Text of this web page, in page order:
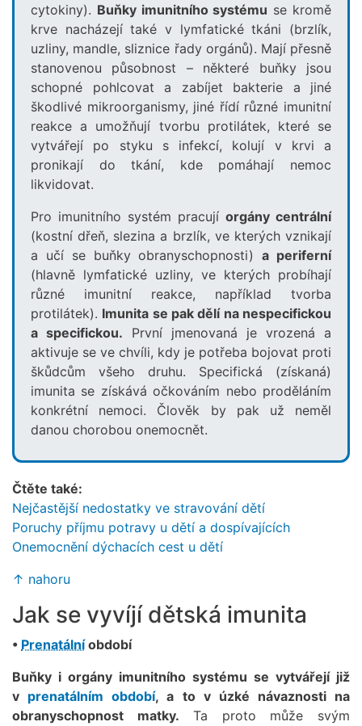
cytokiny). Buňky imunitního systému se kromě
krve nacházejí také v lymfatické tkáni (brzlík,
uzliny, mandle, sliznice řady orgánů). Mají přesně
stanovenou působnost – některé buňky jsou
schopné pohlcovat a zabíjet bakterie a jiné
škodlivé mikroorganismy, jiné řídí různé imunitní
reakce a umožňují tvorbu protilátek, které se
vytvářejí po styku s infekcí, kolují v krvi a
pronikají do tkání, kde pomáhají nemoc
likvidovat.
Pro imunitního systém pracují orgány centrální
(kostní dřeň, slezina a brzlík, ve kterých vznikají
a učí se buňky obranyschopnosti)a periferní
(hlavně lymfatické uzliny, ve kterých probíhají
různé imunitní reakce, například tvorba
protilátek). Imunita se pak dělí na nespecifickou
a specifickou. První jmenovaná je vrozená a
aktivuje se ve chvíli, kdy je potřeba bojovat proti
škůdcům všeho druhu. Specifická (získaná)
imunita se získává očkováním nebo proděláním
konkrétní nemoci. Člověk by pak už neměl
danou chorobou onemocnět.
Čtěte také:
Nejčastější nedostatky ve stravování dětí
Poruchy příjmu potravy u dětí a dospívajících
Onemocnění dýchacích cest u dětí
↑ nahoru
Jak se vyvíjí dětská imunita
• Prenatálníobdobí
Buňky i orgány imunitního systému se vytvářejí již
v prenatálním období, a to v úzké návaznosti na
obranyschopnost matky. Ta proto může svým